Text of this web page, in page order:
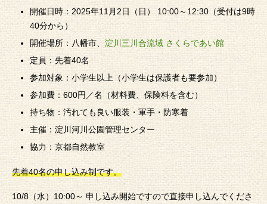
開催日時：2025年11月2日（日） 10:00～12:30（受付は9時
40分から）
開催場所：八幡市、 淀川三川合流域 さくらであい館
定員：先着40名
参加対象：小学生以上（小学生は保護者も要参加）
参加費：600円／名（材料費、保険料を含む）
持ち物：汚れても良い服装・軍手・防寒着
主催：淀川河川公園管理センター
協力：京都自然教室
先着40名の申し込み制です。
10/8（水）10:00～ 申し込み開始ですので直接申し込んでくださ